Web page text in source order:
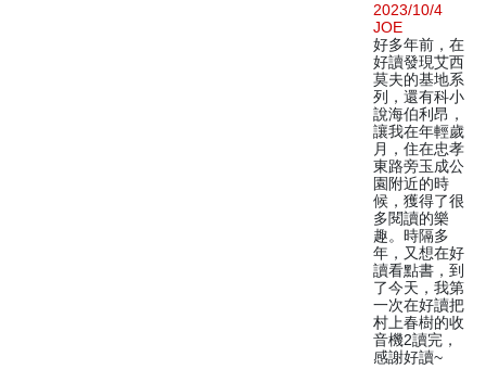
2023/10/4
JOE
好多年前，在
好讀發現艾西
莫夫的基地系
列，還有科小
說海伯利昂，
讓我在年輕歲
月，住在忠孝
東路旁玉成公
園附近的時
候，獲得了很
多閱讀的樂
趣。時隔多
年，又想在好
讀看點書，到
了今天，我第
一次在好讀把
村上春樹的收
音機2讀完，
感謝好讀~